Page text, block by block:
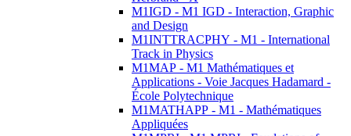
M1IGD - M1 IGD - Interaction, Graphic
and Design
M1INTTRACPHY - M1 - International
Track in Physics
M1MAP - M1 Mathématiques et
Applications - Voie Jacques Hadamard -
École Polytechnique
M1MATHAPP - M1 - Mathématiques
Appliquées